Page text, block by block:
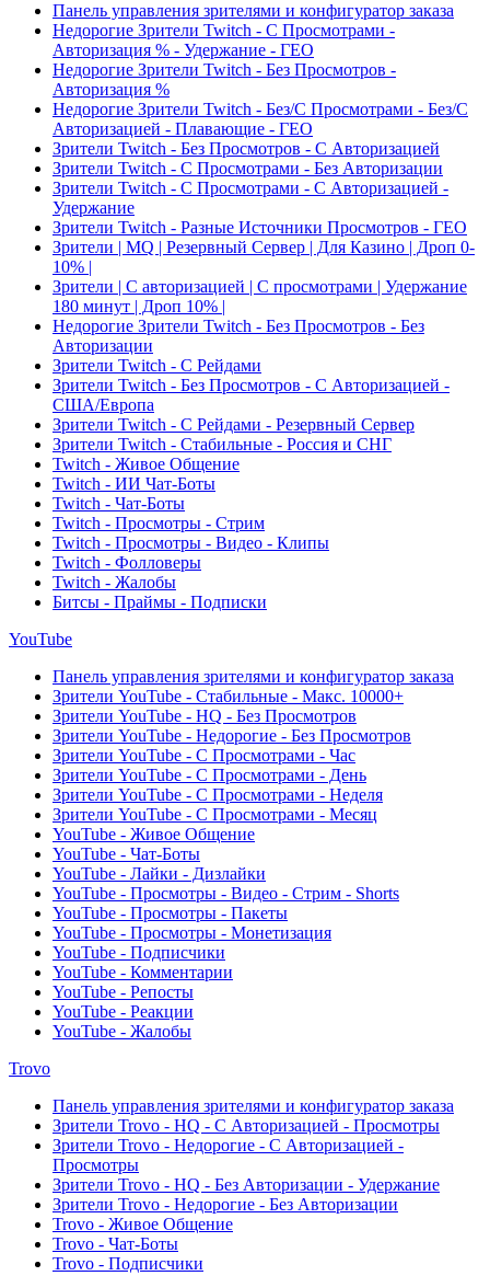
Панель управления зрителями и конфигуратор заказа
Недорогие Зрители Twitch - С Просмотрами -
Авторизация % - Удержание - ГЕО
Недорогие Зрители Twitch - Без Просмотров -
Авторизация %
Недорогие Зрители Twitch - Без/С Просмотрами - Без/С
Авторизацией - Плавающие - ГЕО
Зрители Twitch - Без Просмотров - С Авторизацией
Зрители Twitch - С Просмотрами - Без Авторизации
Зрители Twitch - С Просмотрами - С Авторизацией -
Удержание
Зрители Twitch - Разные Источники Просмотров - ГЕО
Зрители | MQ | Резервный Сервер | Для Казино | Дроп 0-
10% |
Зрители | С авторизацией | С просмотрами | Удержание
180 минут | Дроп 10% |
Недорогие Зрители Twitch - Без Просмотров - Без
Авторизации
Зрители Twitch - С Рейдами
Зрители Twitch - Без Просмотров - С Авторизацией -
США/Европа
Зрители Twitch - С Рейдами - Резервный Сервер
Зрители Twitch - Стабильные - Россия и СНГ
Twitch - Живое Общение
Twitch - ИИ Чат-Боты
Twitch - Чат-Боты
Twitch - Просмотры - Стрим
Twitch - Просмотры - Видео - Клипы
Twitch - Фолловеры
Twitch - Жалобы
Битсы - Праймы - Подписки
YouTube
Панель управления зрителями и конфигуратор заказа
Зрители YouTube - Стабильные - Макс. 10000+
Зрители YouTube - HQ - Без Просмотров
Зрители YouTube - Недорогие - Без Просмотров
Зрители YouTube - С Просмотрами - Час
Зрители YouTube - С Просмотрами - День
Зрители YouTube - С Просмотрами - Неделя
Зрители YouTube - С Просмотрами - Месяц
YouTube - Живое Общение
YouTube - Чат-Боты
YouTube - Лайки - Дизлайки
YouTube - Просмотры - Видео - Стрим - Shorts
YouTube - Просмотры - Пакеты
YouTube - Просмотры - Монетизация
YouTube - Подписчики
YouTube - Комментарии
YouTube - Репосты
YouTube - Реакции
YouTube - Жалобы
Trovo
Панель управления зрителями и конфигуратор заказа
Зрители Trovo - HQ - С Авторизацией - Просмотры
Зрители Trovo - Недорогие - С Авторизацией -
Просмотры
Зрители Trovo - HQ - Без Авторизации - Удержание
Зрители Trovo - Недорогие - Без Авторизации
Trovo - Живое Общение
Trovo - Чат-Боты
Trovo - Подписчики